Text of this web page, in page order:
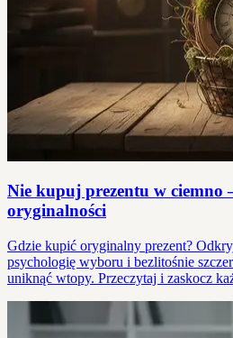
Nie kupuj prezentu w ciemno
oryginalności
Gdzie kupić oryginalny prezent?
psychologię wyboru i bezlitośnie
uniknąć wtopy. Przeczytaj i zaskocz